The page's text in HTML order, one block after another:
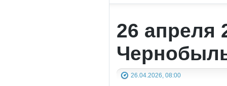
26 апреля
26.04.2026, 08:00